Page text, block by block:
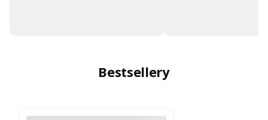
Bestsellery